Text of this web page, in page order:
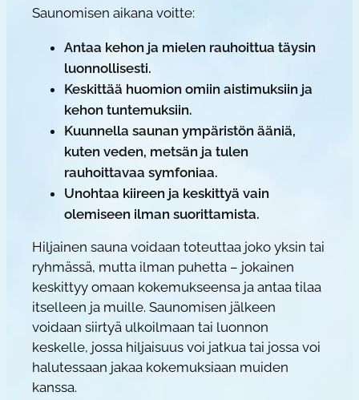
Saunomisen aikana voitte:
Antaa kehon ja mielen rauhoittua täysin
luonnollisesti.
Keskittää huomion omiin aistimuksiin ja
kehon tuntemuksiin.
Kuunnella saunan ympäristön ääniä,
kuten veden, metsän ja tulen
rauhoittavaa symfoniaa.
Unohtaa kiireen ja keskittyä vain
olemiseen ilman suorittamista.
Hiljainen sauna voidaan toteuttaa joko yksin tai
ryhmässä, mutta ilman puhetta – jokainen
keskittyy omaan kokemukseensa ja antaa tilaa
itselleen ja muille. Saunomisen jälkeen
voidaan siirtyä ulkoilmaan tai luonnon
keskelle, jossa hiljaisuus voi jatkua tai jossa voi
halutessaan jakaa kokemuksiaan muiden
kanssa.